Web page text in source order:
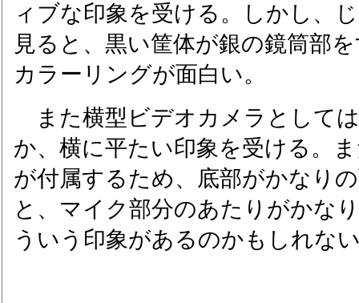
ィブな印象を受ける。しかし、
見ると、黒い筐体が銀の鏡筒部
カラーリングが面白い。
また横型ビデオカメラとして
か、横に平たい印象を受ける。
が付属するため、底部がかなり
と、マイク部分のあたりがかな
ういう印象があるのかもしれな